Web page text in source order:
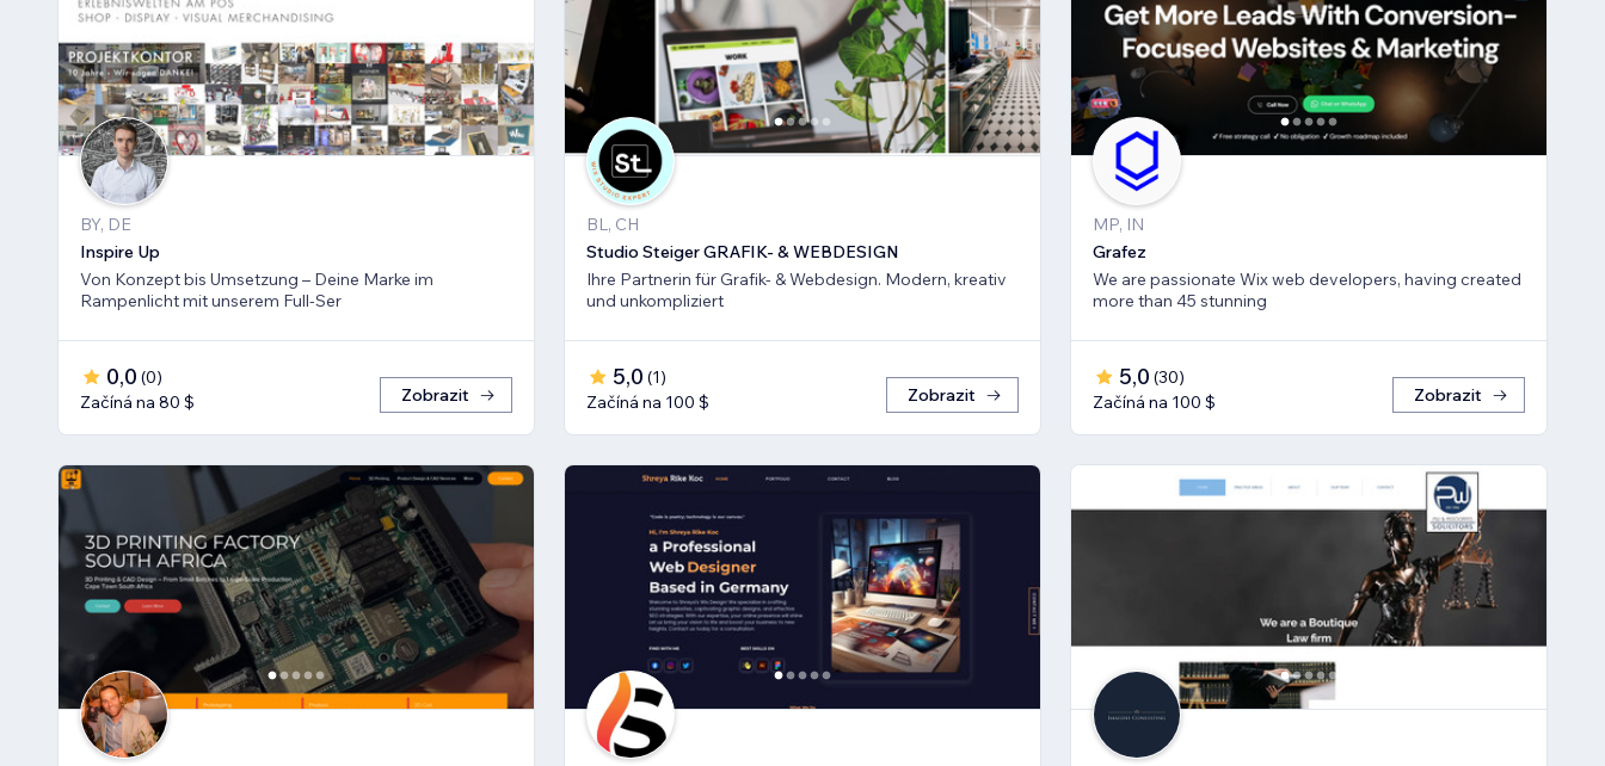
BY, DE
Inspire Up
Von Konzept bis Umsetzung – Deine Marke im
Rampenlicht mit unserem Full-Ser
0,0 (0)
Začíná na 80 $
Zobrazit
BL, CH
Studio Steiger GRAFIK- & WEBDESIGN
Ihre Partnerin für Grafik- & Webdesign. Modern, kreativ
und unkompliziert
5,0 (1)
Začíná na 100 $
Zobrazit
MP, IN
Grafez
We are passionate Wix web developers, having created
more than 45 stunning
5,0 (30)
Začíná na 100 $
Zobrazit